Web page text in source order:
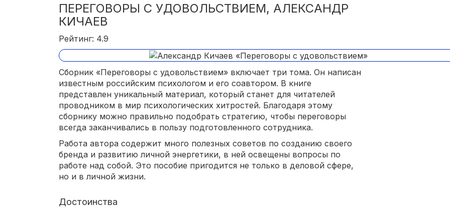
ПЕРЕГОВОРЫ С УДОВОЛЬСТВИЕМ, АЛЕКСАНДР
КИЧАЕВ
Рейтинг: 4.9
Сборник «Переговоры с удовольствием» включает три тома. Он написан
известным российским психологом и его соавтором. В книге
представлен уникальный материал, который станет для читателей
проводником в мир психологических хитростей. Благодаря этому
сборнику можно правильно подобрать стратегию, чтобы переговоры
всегда заканчивались в пользу подготовленного сотрудника.
Работа автора содержит много полезных советов по созданию своего
бренда и развитию личной энергетики, в ней освещены вопросы по
работе над собой. Это пособие пригодится не только в деловой сфере,
но и в личной жизни.
Достоинства